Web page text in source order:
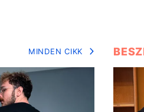
MINDEN CIKK